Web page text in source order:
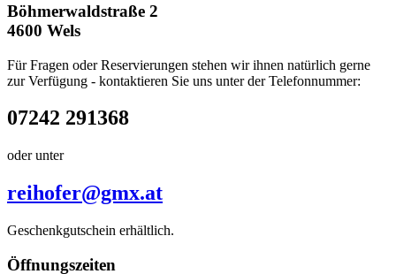
Böhmerwaldstraße 2
4600 Wels
Für Fragen oder Reservierungen stehen wir ihnen natürlich gerne
zur Verfügung - kontaktieren Sie uns unter der Telefonnummer:
07242 291368
oder unter
reihofer@gmx.at
Geschenkgutschein erhältlich.
Öffnungszeiten